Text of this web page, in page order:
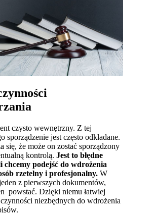
czysto wewnętrzny. Z tej
sporządzenie jest często odkładane.
się, że może on zostać sporządzony
kontrolą.Jest to błędne
chcemy podejść do wdrożenia
rzetelny i profesjonalny.W
z pierwszych dokumentów,
powstać. Dzięki niemu łatwiej
niezbędnych do wdrożenia